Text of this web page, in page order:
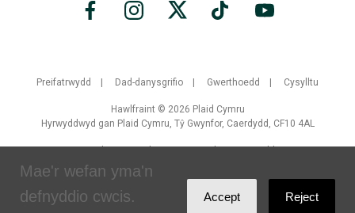
Preifatrwydd Dad-danysgrifio Gwerthoedd Cysylltu
Hawlfraint © 2026 Plaid Cymru
Hyrwyddwyd gan Plaid Cymru, Tŷ Gwynfor, Caerdydd, CF10 4AL
Mae'r wefan yma'n
defnyddio cwcis.
Accept Reject